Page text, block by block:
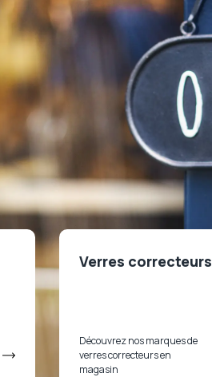
Verres correcteurs
Découvrez nos marques de
verres correcteurs en
magasin